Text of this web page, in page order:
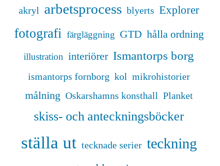
akryl arbetsprocess blyerts Explorer
fotografi färgläggning GTD hålla ordning
illustration interiörer Ismantorps borg
ismantorps fornborg kol mikrohistorier
målning Oskarshamns konsthall Planket
skiss- och anteckningsböcker
ställa ut tecknade serier teckning